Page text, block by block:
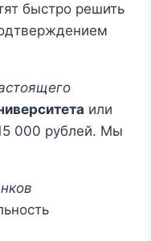
быстро решить
или
000 рублей. Мы